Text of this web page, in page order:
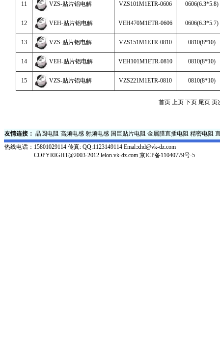
11 VZS-贴片铝电解 VZS101M1ETR-0606 0606(6.3*5.8)
12 VEH-贴片铝电解 VEH470M1ETR-0606 0606(6.3*5.7)
13 VZS-贴片铝电解 VZS151M1ETR-0810 0810(8*10)
14 VEH-贴片铝电解 VEH101M1ETR-0810 0810(8*10)
15 VZS-贴片铝电解 VZS221M1ETR-0810 0810(8*10)
首页 上页 下页 尾页页
友情连接： 晶圆电阻 高频电感 射频电感 国巨贴片电阻 金属膜直插电阻 精密电阻
热线电话： 15801029114 传真: QQ:1123149114 Emal:xhd@vk-dz.com
COPYRIGHT@2003-2012 lelon.vk-dz.com 京ICP备11040779号-5